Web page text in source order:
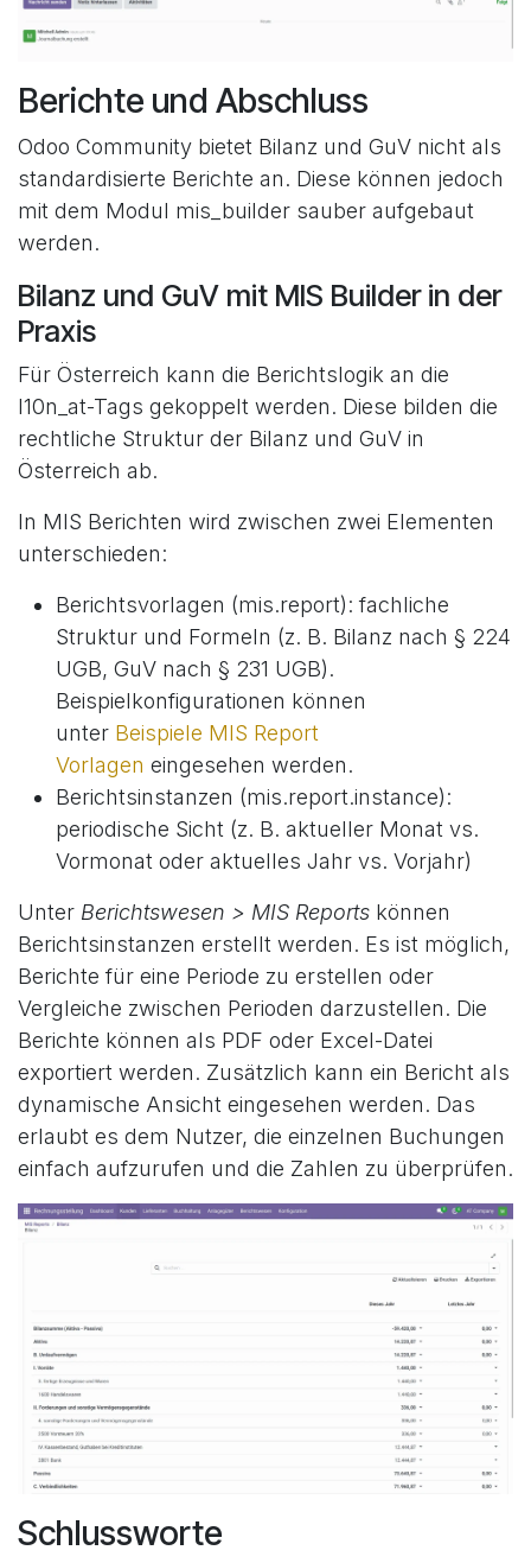
Berichte und Abschluss
Odoo Community bietet Bilanz und GuV nicht als
standardisierte Berichte an. Diese können jedoch
mit dem Modul mis_builder sauber aufgebaut
werden.
Bilanz und GuV mit MIS Builder in der
Praxis
Für Österreich kann die Berichtslogik an die
l10n_at-Tags gekoppelt werden. Diese bilden die
rechtliche Struktur der Bilanz und GuV in
Österreich ab.
In MIS Berichten wird zwischen zwei Elementen
unterschieden:
Berichtsvorlagen (mis.report): fachliche
Struktur und Formeln (z. B. Bilanz nach § 224
UGB, GuV nach § 231 UGB).
Beispielkonfigurationen können
unter Beispiele MIS Report
Vorlagen eingesehen werden.
Berichtsinstanzen (mis.report.instance):
periodische Sicht (z. B. aktueller Monat vs.
Vormonat oder aktuelles Jahr vs. Vorjahr)
Unter Berichtswesen > MIS Reports können
Berichtsinstanzen erstellt werden. Es ist möglich,
Berichte für eine Periode zu erstellen oder
Vergleiche zwischen Perioden darzustellen. Die
Berichte können als PDF oder Excel-Datei
exportiert werden. Zusätzlich kann ein Bericht als
dynamische Ansicht eingesehen werden. Das
erlaubt es dem Nutzer, die einzelnen Buchungen
einfach aufzurufen und die Zahlen zu überprüfen.
Schlussworte